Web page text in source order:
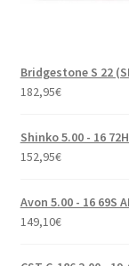
Bridgestone S 22
182,95€
Shinko 5.00 - 16
152,95€
Avon 5.00 - 16 69S
149,10€